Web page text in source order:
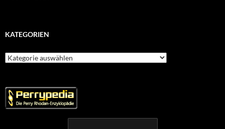
KATEGORIEN
Kategorien